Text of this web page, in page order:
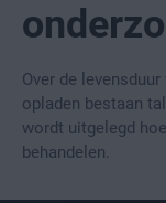
Over de
opladen bestaan
wordt uitgelegd
behandelen.